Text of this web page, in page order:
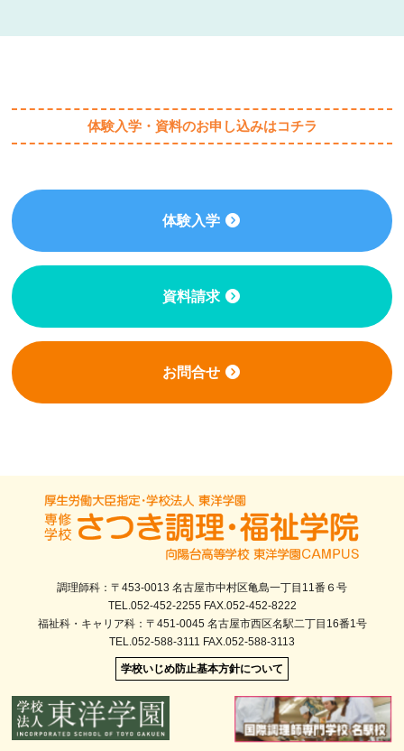
体験入学・資料のお申し込みはコチラ
体験入学
資料請求
お問合せ
調理師科：〒453-0013 名古屋市中村区亀島一丁目11番６号
TEL.052-452-2255 FAX.052-452-8222
福祉科・キャリア科：〒451-0045 名古屋市西区名駅二丁目16番1号
TEL.052-588-3111 FAX.052-588-3113
学校いじめ防止基本方針について